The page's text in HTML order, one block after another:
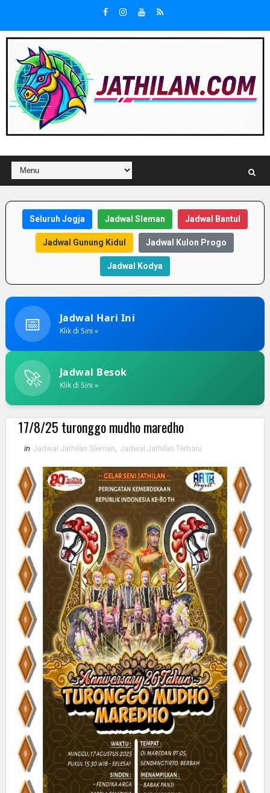
Seluruh Jogja Jadwal Sleman Jadwal Bantul
Jadwal Gunung Kidul Jadwal Kulon Progo
Jadwal Kodya
📅 Jadwal Hari Ini
Klik di Sini »
🚀 Jadwal Besok
Klik di Sini »
17/8/25 turonggo mudho maredho
in Jadwal Jathilan Sleman Jadwal Jathilan Terbaru